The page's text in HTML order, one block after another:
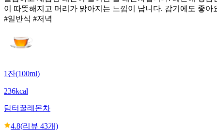
이 따뜻해지고 머리가 맑아지는 느낌이 납니다. 감기에도 좋아
#일반식 #저녁
1잔(100ml)
236kcal
담터 꿀레몬차
4.8(리뷰 43개)